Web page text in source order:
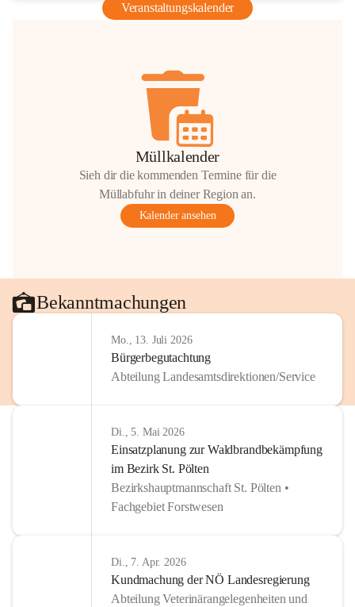
Veranstaltungskalender
Müllkalender
Sieh dir die kommenden Termine für die
Müllabfuhr in deiner Region an.
Kalender ansehen
Bekanntmachungen
Mo., 13. Juli 2026
Bürgerbegutachtung
Abteilung Landesamtsdirektionen/Service
Di., 5. Mai 2026
Einsatzplanung zur Waldbrandbekämpfung
im Bezirk St. Pölten
Bezirkshauptmannschaft St. Pölten •
Fachgebiet Forstwesen
Di., 7. Apr. 2026
Kundmachung der NÖ Landesregierung
Abteilung Veterinärangelegenheiten und